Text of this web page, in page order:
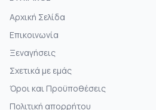
Αρχική Σελίδα
Επικοινωνία
Ξεναγήσεις
Σχετικά με εμάς
Όροι και Προϋποθέσεις
Πολιτική απορρήτου